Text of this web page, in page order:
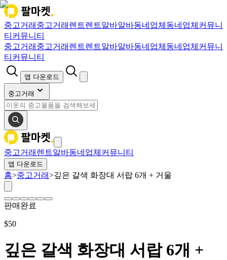
중고거래 중고거래 렌트렌트알바알바동네업체 동네업체 커뮤니
티 커뮤니티
중고거래 중고거래 렌트렌트알바알바동네업체 동네업체 커뮤니
티 커뮤니티
앱 다운로드
중고거래
중고거래 렌트알바동네업체 커뮤니티
앱 다운로드
홈>중고거래>깊은 갈색 화장대 서랍 6개 + 거울
판매완료
$50
깊은 갈색 화장대 서랍 6개 +